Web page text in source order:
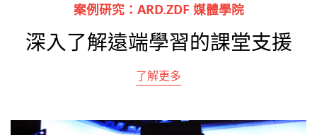
案例研究：ARD.ZDF 媒體學院
深入了解遠端學習的課堂支援
了解更多